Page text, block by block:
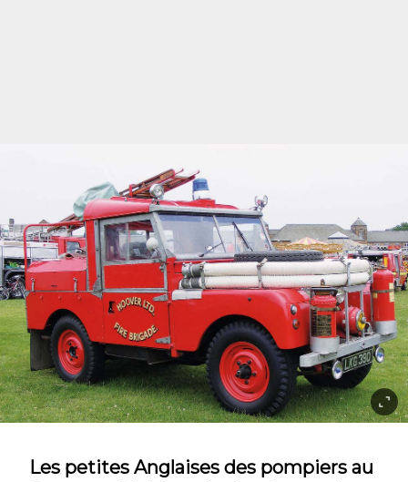
Les petites Anglaises des pompiers au